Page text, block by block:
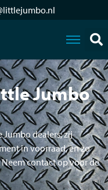
Jumbo
dealers; zij
in voorraad, en zo
contact op voor de